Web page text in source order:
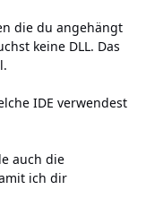
die du angehängt
keine DLL. Das
IDE verwendest
auch die
ich dir